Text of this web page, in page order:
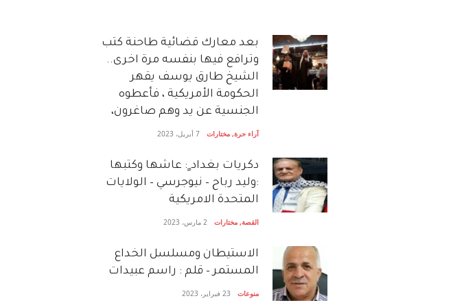
بعد معارك قضائية طاحنة كتب
وترافع فيها بنفسه مرة اخرى..
الشيخ طارق يوسف يقهر
الحكومة الأمريكية ، فأعطوه
الجنسية عن يد وهم صاغرون،
آراء حرة, مختارات 7 أبريل، 2023
دكريات بغداد ٍ: عاشها وكتبها
:وليد رباح – نيوجرسي – الولايات
المتحدة الامريكية
القصة, مختارات 2 مارس، 2023
الاستيطان ومسلسل الخداع
المستمر – قلم : راسم عبيدات
منوعات 23 فبراير، 2023